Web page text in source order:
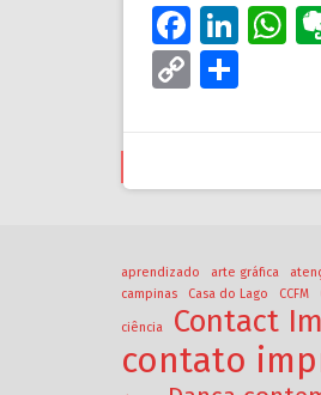
Copy
aprendizado arte gráfica
campinas
Casa do Lago CCFM
ciência Contact
contato